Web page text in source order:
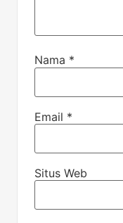
Nama *
Email *
Situs Web